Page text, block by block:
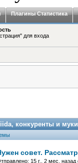
Плагины Статистика
для входа
конкуренты и
совет.
15 г., 2 мес. назад